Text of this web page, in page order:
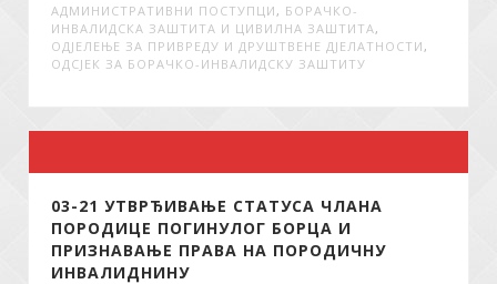
АДМИНИСТРАТИВНИ ПОСТУПЦИ , БОРАЧКО-
ИНВАЛИДСКА ЗАШТИТА И ЦИВИЛНА ЗАШТИТА ,
ОДЈЕЛЕЊЕ ЗА ПРИВРЕДУ И ДРУШТВЕНЕ ДЈЕЛАТНОСТИ ,
ОДСЈЕК ЗА БОРАЧКО-ИНВАЛИДСКУ ЗАШТИТУ
03-21 УТВРЂИВАЊЕ СТАТУСА ЧЛАНА
ПОРОДИЦЕ ПОГИНУЛОГ БОРЦА И
ПРИЗНАВАЊЕ ПРАВА НА ПОРОДИЧНУ
ИНВАЛИДНИНУ